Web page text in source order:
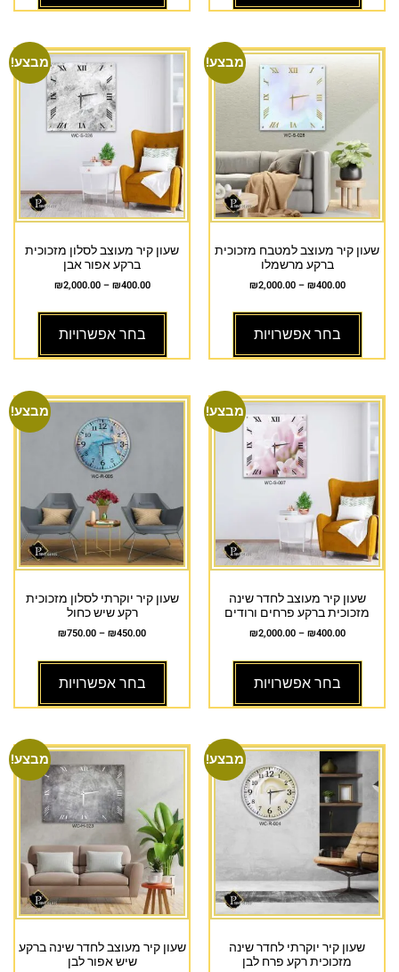
מבצע!
שעון קיר מעוצב למטבח מזכוכית
ברקע מרשמלו
₪400.00
–
₪2,000.00
בחר אפשרויות
מבצע!
שעון קיר מעוצב לסלון מזכוכית
ברקע אפור אבן
₪400.00
–
₪2,000.00
בחר אפשרויות
מבצע!
שעון קיר מעוצב לחדר שינה
מזכוכית ברקע פרחים ורודים
₪400.00
–
₪2,000.00
בחר אפשרויות
מבצע!
שעון קיר יוקרתי לסלון מזכוכית
רקע שיש כחול
₪450.00
–
₪750.00
בחר אפשרויות
מבצע!
שעון קיר יוקרתי לחדר שינה
מזכוכית רקע פרח לבן
מבצע!
שעון קיר מעוצב לחדר שינה ברקע
שיש אפור לבן